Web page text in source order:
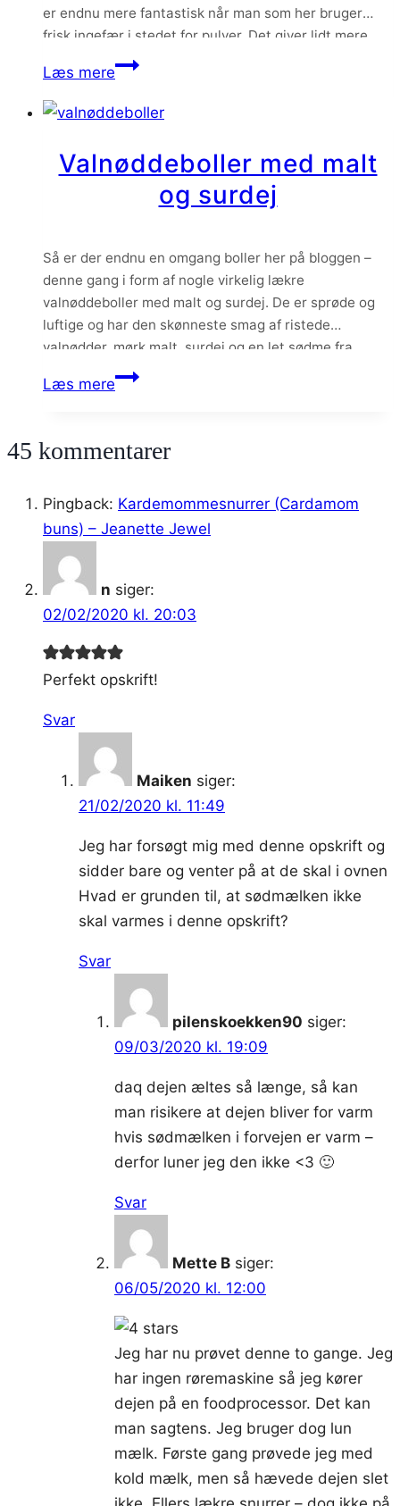
er endnu mere fantastisk når man som her bruger
frisk ingefær i stedet for pulver. Det giver lidt mere
spark til smagen – og så kan jeg…
Læs merePæretærte
chokolade
marcipan
Valnøddeboller med malt
og surdej
Så er der endnu en omgang boller her på bloggen –
denne gang i form af nogle virkelig lækre
valnøddeboller med malt og surdej. De er sprøde og
luftige og har den skønneste smag af ristede
valnødder, mørk malt, surdej og en let sødme fra
honningen. Jeg synes de smager helt fantastisk med
en god…
Læs mereValnøddeboller
og
45 kommentarer
Pingback: Kardemommesnurrer (Cardamom
buns) – Jeanette Jewel
n siger:
02/02/2020 kl. 20:03
Perfekt opskrift!
Svar
Maiken siger:
21/02/2020 kl. 11:49
Jeg har forsøgt mig med denne opskrift og
sidder bare og venter på at de skal i ovnen
Hvad er grunden til, at sødmælken ikke
skal varmes i denne opskrift?
Svar
pilenskoekken90 siger:
09/03/2020 kl. 19:09
daq dejen æltes så længe, så kan
man risikere at dejen bliver for varm
hvis sødmælken i forvejen er varm –
derfor luner jeg den ikke <3 🙂
Svar
Mette B siger:
06/05/2020 kl. 12:00
Jeg har nu prøvet denne to gange. Jeg
har ingen røremaskine så jeg kører
dejen på en foodprocessor. Det kan
man sagtens. Jeg bruger dog lun
mælk. Første gang prøvede jeg med
kold mælk, men så hævede dejen slet